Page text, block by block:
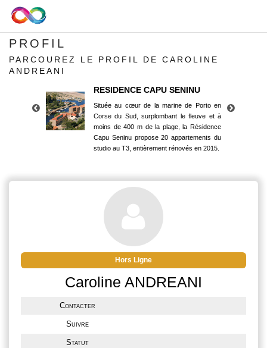
PROFIL
PARCOUREZ LE PROFIL DE CAROLINE
ANDREANI
RESIDENCE CAPU SENINU
Située au cœur de la marine de Porto en
Corse du Sud, surplombant le fleuve et à
moins de 400 m de la plage, la Résidence
Capu Seninu propose 20 appartements du
studio au T3, entièrement rénovés en 2015.
Corse du Sud, surplombant le fleuve et à
moins de 400 m de la plage, la Résidence
Capu Seninu propose 20 appartements du
studio au T3, entièrement rénovés en 2015.
Hors Ligne
Caroline ANDREANI
Contacter
Suivre
Statut